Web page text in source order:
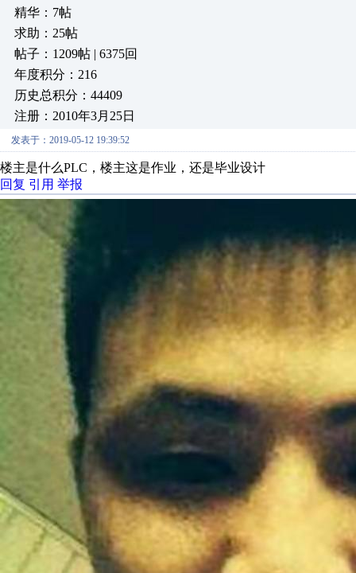
精华：7帖
求助：25帖
帖子：1209帖 | 6375回
年度积分：216
历史总积分：44409
注册：2010年3月25日
发表于：2019-05-12 19:39:52
楼主是什么PLC，楼主这是作业，还是毕业设计
回复 引用 举报